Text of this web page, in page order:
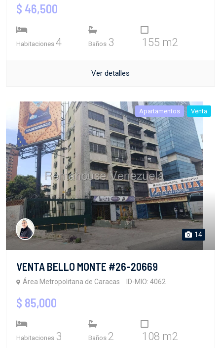
$ 46,500
Habitaciones 4 Baños 3 155 m2
Ver detalles
Apartamentos Venta
14
VENTA BELLO MONTE #26-20669
Área Metropolitana de Caracas ID-MIO: 4062
$ 85,000
Habitaciones 3 Baños 2 108 m2